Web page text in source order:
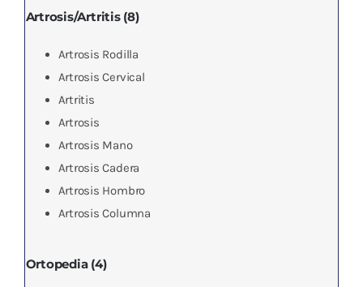
Artrosis/Artritis (8)
Artrosis Rodilla
Artrosis Cervical
Artritis
Artrosis
Artrosis Mano
Artrosis Cadera
Artrosis Hombro
Artrosis Columna
Ortopedia (4)